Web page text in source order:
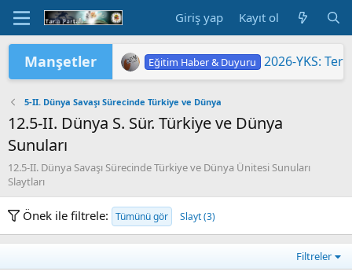
Giriş yap Kayıt ol
Manşetler Eğitim Haber & Duyuru 2026-YKS:
Eğitim Haber & Duyuru
Eğitim Haber & Duyuru
Eğitim Haber & Duyuru
TÜRKİYE YÜZYILI MAARİF
Eğitim Haber & Duyuru
2026 Yükseköğretim Kurumları
Eğitim Haber & Duyuru
Eğitim Haber & Duyuru
2026 HAZİRAN DÖNEMİ MESLEKİ
5-II. Dünya Savaşı Sürecinde Türkiye ve Dünya
12.5-II. Dünya S. Sür. Türkiye ve Dünya
Sunuları
12.5-II. Dünya Savaşı Sürecinde Türkiye ve Dünya Ünitesi Sunuları
Slaytları
Önek ile filtrele: Tümünü gör Slayt (3)
Filtreler